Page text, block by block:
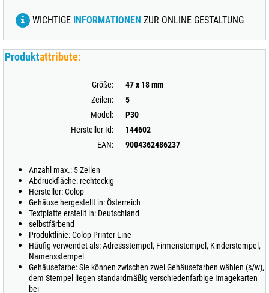
WICHTIGE INFORMATIONEN ZUR ONLINE GESTALTUNG
Produktattribute:
Größe:
47 x 18 mm
Zeilen:
5
Model:
P30
Hersteller Id:
144602
EAN:
9004362486237
Anzahl max.: 5 Zeilen
Abdruckfläche: rechteckig
Hersteller: Colop
Gehäuse hergestellt in: Österreich
Textplatte erstellt in: Deutschland
selbstfärbend
Produktlinie: Colop Printer Line
Häufig verwendet als: Adressstempel, Firmenstempel, Kinderstempel,
Namensstempel
Gehäusefarbe: Sie können zwischen zwei Gehäusefarben wählen (s/w),
dem Stempel liegen standardmäßig verschiedenfarbige Imagekarten
bei